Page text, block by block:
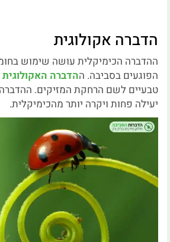
הדברה אקולוגית
ההדברה הכימיקלית עושה שימוש
הפוגעים בסביבה. ההדברה האקולוגית
טבעיים לשם הרחקת המזיקים. ההדברה
יעילה פחות ויקרה יותר מהכימיקלית.